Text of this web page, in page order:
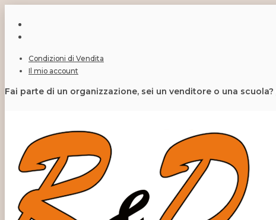
Condizioni di Vendita
Il mio account
Fai parte di un organizzazione, sei un venditore o una scuola?